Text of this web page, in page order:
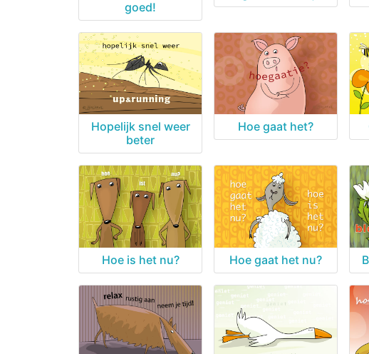
goed!
Hopelijk snel weer
beter
Hoe gaat het?
Hoe is het nu? Hoe gaat het nu?